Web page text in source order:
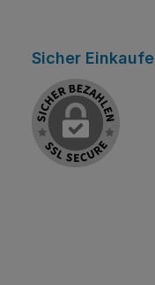
Sicher